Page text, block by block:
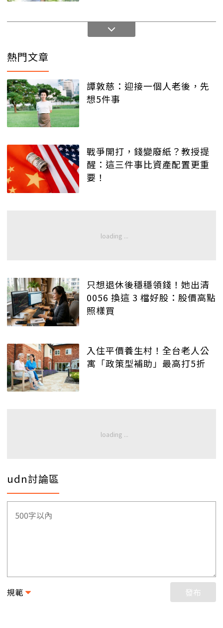
熱門文章
譚敦慈：迎接一個人老後，先
想5件事
戰爭開打，錢變廢紙？教授提
醒：這三件事比資產配置更重
要！
只想退休後穩穩領錢！她出清
0056 換這 3 檔好股：股價高點
照樣買
入住平價養生村！全台老人公
寓「政策型補助」最高打5折
udn討論區
規範 發布